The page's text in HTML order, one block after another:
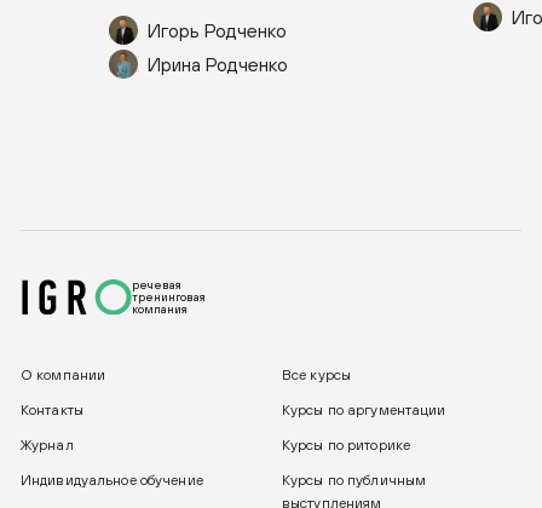
Игорь Родченко
Ирина Родченко
речевая
тренинговая
компания
О компании Все курсы
Контакты Курсы по аргументации
Журнал Курсы по риторике
Индивидуальное обучение
Курсы по публичным
выступлениям